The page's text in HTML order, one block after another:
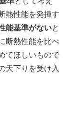
熱性能を発揮す
能基準がないと
断熱性能を比べ
てほしいもので
天下りを受け入